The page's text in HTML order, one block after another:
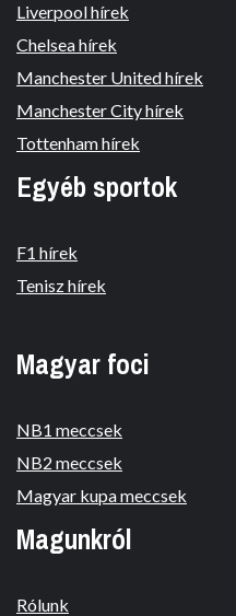
Liverpool hírek
Chelsea hírek
Manchester United hírek
Manchester City hírek
Tottenham hírek
Egyéb sportok
F1 hírek
Tenisz hírek
Magyar foci
NB1 meccsek
NB2 meccsek
Magyar kupa meccsek
Magunkról
Rólunk